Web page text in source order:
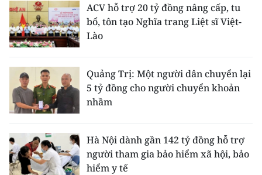
ACV hỗ trợ 20 tỷ đồng nâng cấp, tu
bổ, tôn tạo Nghĩa trang Liệt sĩ Việt-
Lào
Quảng Trị: Một người dân chuyển lại
5 tỷ đồng cho người chuyển khoản
nhầm
Hà Nội dành gần 142 tỷ đồng hỗ trợ
người tham gia bảo hiểm xã hội, bảo
hiểm y tế